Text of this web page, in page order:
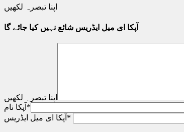
اپنا تبصرہ لکھیں
آپکا ای میل ایڈریس شائع نہیں کیا جائے گا
اپنا تبصرہ لکھیں
آپکا نام *
آپکا ای میل ایڈریس *